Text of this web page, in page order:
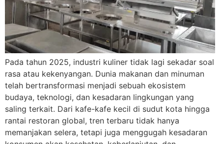
Pada tahun 2025, industri kuliner tidak lagi sekadar soal
rasa atau kekenyangan. Dunia makanan dan minuman
telah bertransformasi menjadi sebuah ekosistem
budaya, teknologi, dan kesadaran lingkungan yang
saling terkait. Dari kafe-kafe kecil di sudut kota hingga
rantai restoran global, tren terbaru tidak hanya
memanjakan selera, tetapi juga menggugah kesadaran